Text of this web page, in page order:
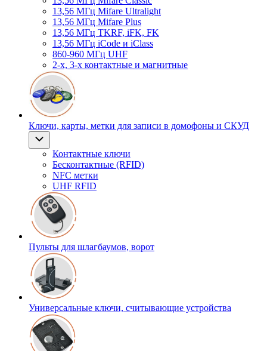
13,56 МГц Mifare Ultralight
13,56 МГц Mifare Plus
13,56 МГц TKRF, iFK, FK
13,56 МГц iCode и iClass
860-960 МГц UHF
2-х, 3-х контактные и магнитные
Ключи, карты, метки для записи в домофоны и СКУД
Контактные ключи
Бесконтактные (RFID)
NFC метки
UHF RFID
Пульты для шлагбаумов, ворот
Универсальные ключи, считывающие устройства